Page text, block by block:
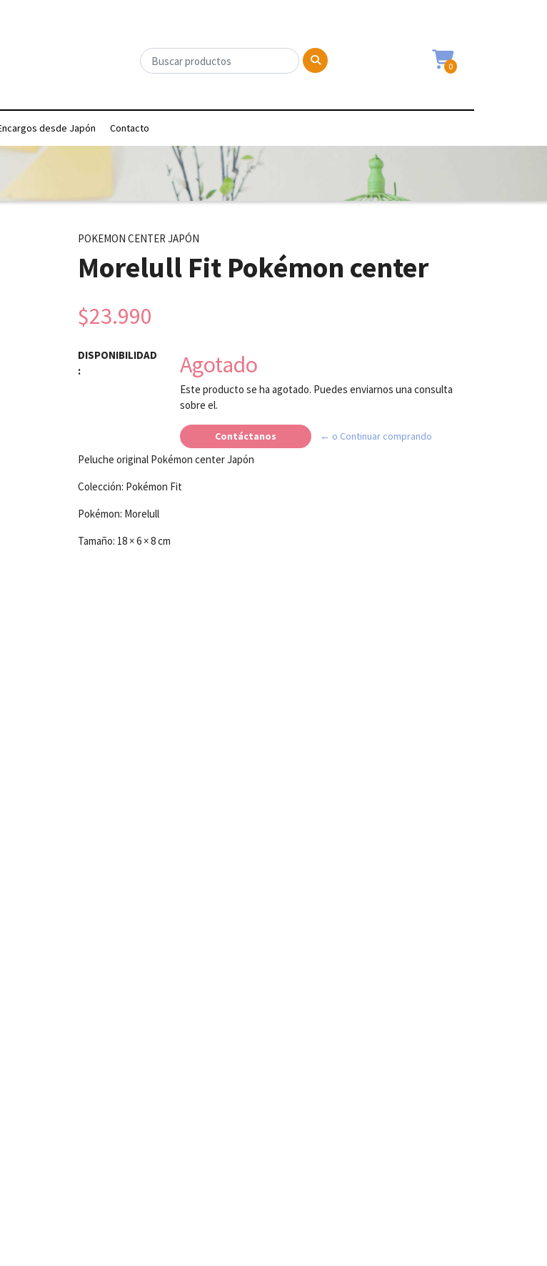
0
desde Japón Contacto
POKEMON CENTER JAPÓN
Morelull Fit Pokémon center
$23.990
DISPONIBILIDAD
:
Agotado
Este producto se ha agotado. Puedes enviarnos una consulta
sobre el.
Contáctanos ← o Continuar comprando
Peluche original Pokémon center Japón
Colección: Pokémon Fit
Pokémon: Morelull
Tamaño: 18 × 6 × 8 cm